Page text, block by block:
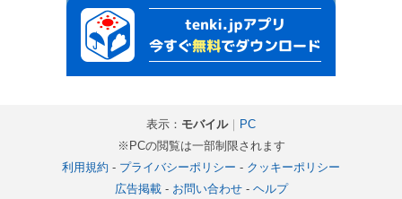
表示： モバイル｜ PC
※PCの閲覧は一部制限されます
利用規約 - プライバシーポリシー - クッキーポリシー
広告掲載- お問い合わせ- ヘルプ